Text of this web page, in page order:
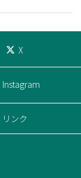
X
Instagram
リンク